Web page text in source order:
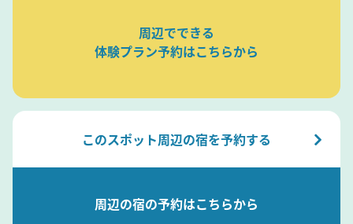
周辺でできる
体験プラン予約はこちらから
このスポット周辺の宿を予約する
周辺の宿の予約はこちらから